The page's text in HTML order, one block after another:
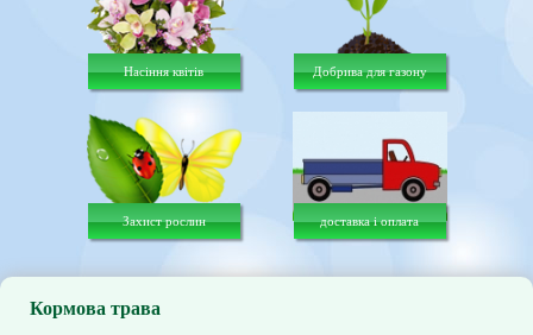
Насіння квітів Добрива для газону
Захист рослин доставка і оплата
Кормова трава